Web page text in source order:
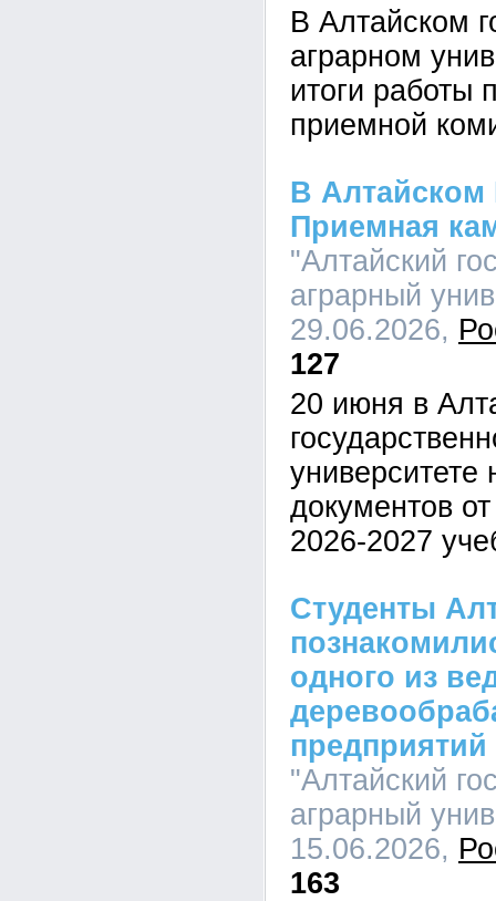
В Алтайском
аграрном
итоги работы
приемной
В Алтайском
Приемная
"Алтайский
аграрный
29.06.2026,
127
20 июня в
документов
2026-2027
Студенты
одного из
"Алтайский
аграрный
15.06.2026,
163